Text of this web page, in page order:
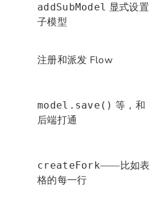
addSubModel 显式设置
子模型
注册和派发 Flow
model.save() 等，和
后端打通
createFork——比如表
格的每一行